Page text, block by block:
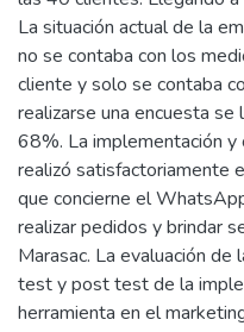
La situación actual de la
no se contaba con los
cliente y solo se contaba
realizarse una encuesta
68%. La implementación
realizó satisfactoriamente
que concierne el
realizar pedidos y brindar
Marasac. La evaluación
test y post test de la
herramienta en el